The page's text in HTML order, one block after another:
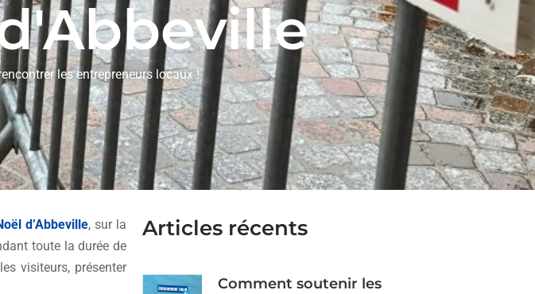
les entrepreneurs locaux !
d’Abbeville, sur la
toute la durée de
visiteurs, présenter
Articles récents
Comment soutenir les